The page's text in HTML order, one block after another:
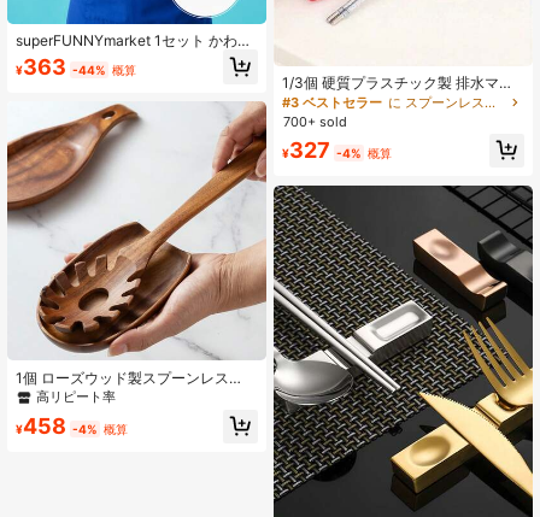
superFUNNYmarket 1セット かわい
い赤いロブスターの爪シリコーンオ
ーブンミット、厚手の滑り止め キッ
ブスターの爪型キッチン手袋、料
理、ベーキング、グリル、エアフラ
イヤーなどの日常的なキッチン用
品、シリコン製の家庭用品、快適で
握りやすい耐熱キッチン手袋
¥363 -44% 概算
1個 ローズウッド製スプーンレス
ト、高耐熱性 調理器具オーガナイザ
チンカウンター収納
高リピート率
¥458 -4% 概算
1/3個 硬質プラスチック製 排水マッ
ト付き調理器具ホルダー、スプー
ン、トングなどの家庭用キッチン用
ック、多機能耐熱鍋蓋ラック、スパ
蓋ラックとスプーンラック
#3 ベストセラー
に スプーンレストとポットクリップ
700+ sold
¥327 -4% 概算